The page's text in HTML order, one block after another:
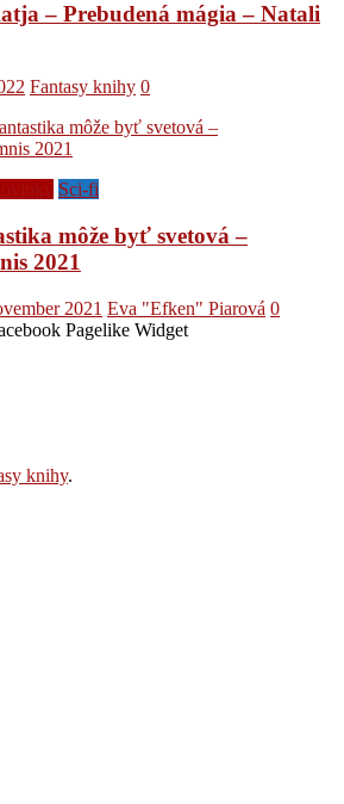
– Prebudená mágia – Natali
Fantasy knihy 0
Sci-fi
môže byť svetová –
2021
2021 Eva "Efken" Piarová 0
knihy.